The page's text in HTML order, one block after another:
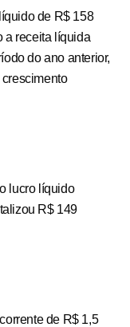
de R$ 158
a receita líquida
do ano anterior,
lucro líquido
R$ 149
de R$ 1,5